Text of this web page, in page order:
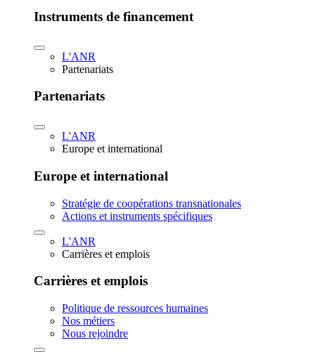
Instruments de financement
L'ANR
Partenariats
Partenariats
L'ANR
Europe et international
Europe et international
Stratégie de coopérations transnationales
Actions et instruments spécifiques
L'ANR
Carrières et emplois
Carrières et emplois
Politique de ressources humaines
Nos métiers
Nous rejoindre